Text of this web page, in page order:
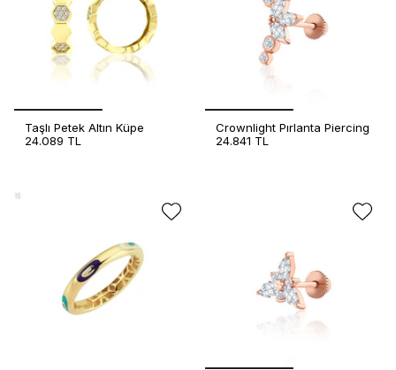
Taşlı Petek Altın Küpe
24.089 TL
Crownlight Pırlanta Piercing
24.841 TL